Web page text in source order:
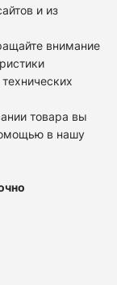
и из
внимание
товара вы
в нашу